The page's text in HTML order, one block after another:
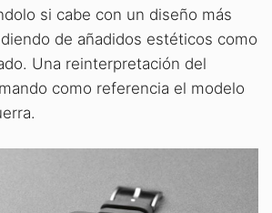
si cabe con un diseño más
de añadidos estéticos como
Una reinterpretación del
como referencia el modelo